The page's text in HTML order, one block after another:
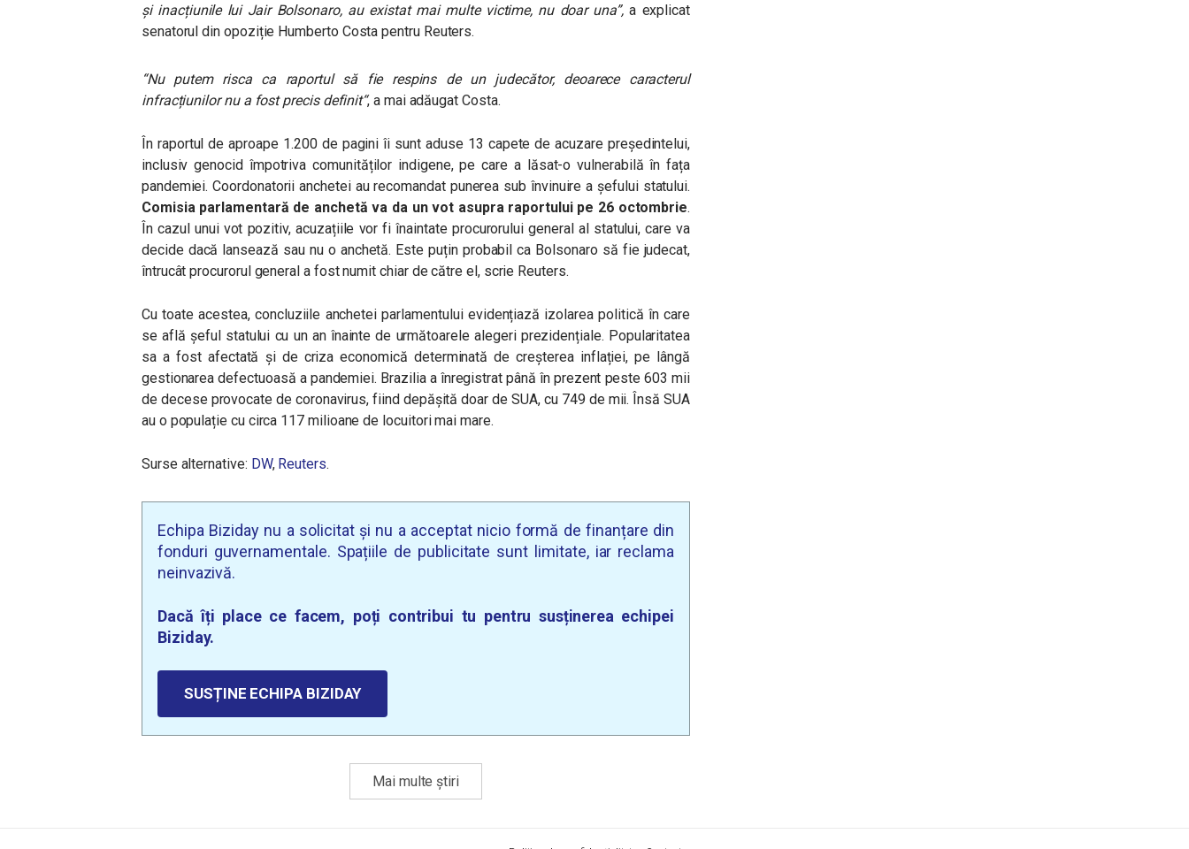
și inacțiunile lui Jair Bolsonaro, au existat mai multe victime, nu doar una”, a explicat
senatorul din opoziție Humberto Costa pentru Reuters.
“Nu putem risca ca raportul să fie respins de un judecător, deoarece caracterul
infracțiunilor nu a fost precis definit“, a mai adăugat Costa.
În raportul de aproape 1.200 de pagini îi sunt aduse 13 capete de acuzare președintelui,
inclusiv genocid împotrivacomunităților indigene, pe care a lăsat-o vulnerabilă în fața
pandemiei. Coordonatorii anchetei au recomandat punerea sub învinuire a șefului statului.
Comisia parlamentară de anchetă va da un vot asupra raportului pe 26 octombrie.
În cazul unui vot pozitiv, acuzațiile vor fi înaintate procurorului general al statului, care va
decide dacă lansează sau nu o anchetă. Este puțin probabil ca Bolsonaro să fie judecat,
întrucât procurorul general a fost numit chiar de către el, scrie Reuters.
Cu toate acestea, concluziile anchetei parlamentului evidențiază izolarea politică în care
se află șeful statului cu un an înainte de următoarele alegeri prezidențiale. Popularitatea
sa a fost afectată și de criza economică determinată de creșterea inflației, pe lângă
gestionarea defectuoasă a pandemiei. Brazilia a înregistrat până în prezent peste 603 mii
de decese provocate de coronavirus, fiind depășită doar de SUA, cu 749 de mii. Însă SUA
au o populație cu circa 117 milioane de locuitori mai mare.
Surse alternative: DW, Reuters.
Echipa Biziday nu a solicitat și nu a acceptat nicio formă de finanțare din
fonduri guvernamentale. Spațiile de publicitate sunt limitate, iar reclama
neinvazivă.
Dacă îți place ce facem, poți contribui tu pentru susținerea echipei
Biziday.
SUSȚINE ECHIPA BIZIDAY
Mai multe știri